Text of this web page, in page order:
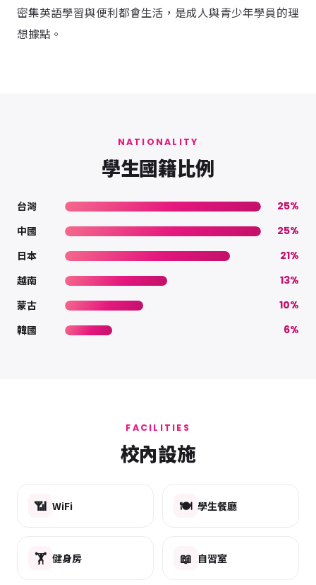
密集英語學習與便利都會生活，是成人與青少年學員的理
想據點。
NATIONALITY
學生國籍比例
台灣
25%
中國
25%
日本
21%
越南
13%
蒙古
10%
韓國
6%
FACILITIES
校內設施
📶 WiFi 🍽️ 學生餐廳
🏋️ 健身房 📖 自習室